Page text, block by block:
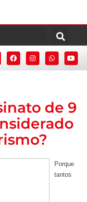
de 9
Porque
tantos